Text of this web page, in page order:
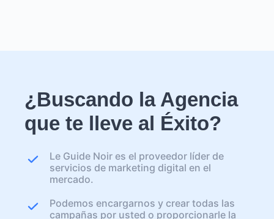
¿Buscando la Agencia
que te lleve al Éxito?
Le Guide Noir es el proveedor líder de
servicios de marketing digital en el
mercado.
Podemos encargarnos y crear todas las
campañas por usted o proporcionarle la